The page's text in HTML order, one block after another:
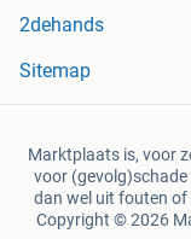
2dehands
Sitemap
Marktplaats is, voor
voor
dan wel uit fouten
Copyright © 2026